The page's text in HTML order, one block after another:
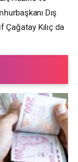
Dış
Çağatay Kılıç da